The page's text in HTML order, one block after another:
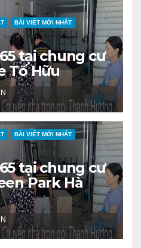
BÀI VIẾT MỚI NHẤT
tại chung cư
Tố Hữu
BÀI VIẾT MỚI NHẤT
tại chung cư
Park Hà